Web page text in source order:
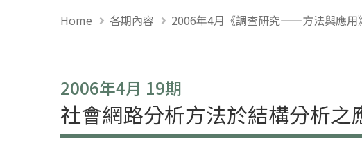
Home 各期內容 2006年4月《調查研究——方法與應用
2006年4月 19期
社會網路分析方法於結構分析